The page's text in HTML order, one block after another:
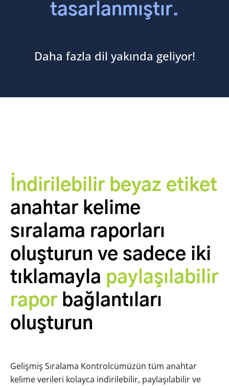
tasarlanmıştır.
Daha fazla dil yakında geliyor!
İndirilebilir beyaz etiket
anahtar kelime
sıralama raporları
oluşturun ve sadece iki
tıklamayla paylaşılabilir
raporbağlantıları
oluşturun
Gelişmiş Sıralama Kontrolcümüzün tüm anahtar
kelime verileri kolayca indirilebilir, paylaşılabilir ve